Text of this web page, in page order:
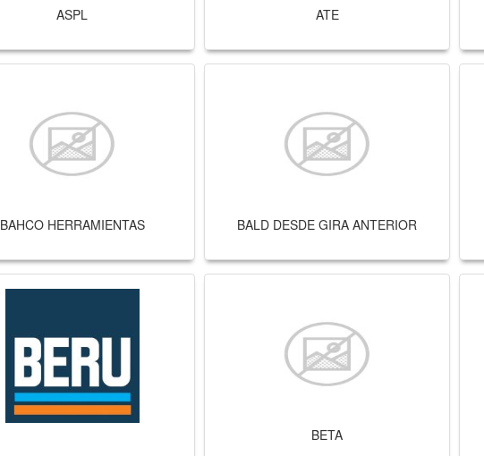
ASPL ATE
BAHCO HERRAMIENTAS BALD DESDE GIRA ANTERIOR
BETA